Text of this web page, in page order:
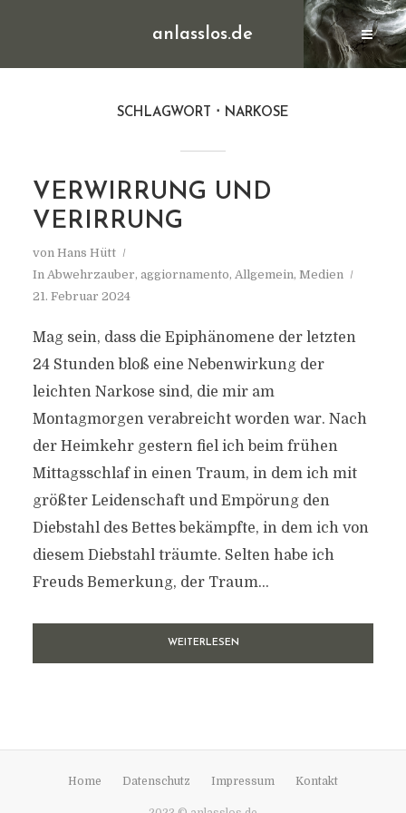
anlasslos.de
SCHLAGWORT NARKOSE
VERWIRRUNG UND
VERIRRUNG
von Hans Hütt
In Abwehrzauber, aggiornamento, Allgemein, Medien
21. Februar 2024
Mag sein, dass die Epiphänomene der letzten
24 Stunden bloß eine Nebenwirkung der
leichten Narkose sind, die mir am
Montagmorgen verabreicht worden war. Nach
der Heimkehr gestern fiel ich beim frühen
Mittagsschlaf in einen Traum, in dem ich mit
größter Leidenschaft und Empörung den
Diebstahl des Bettes bekämpfte, in dem ich von
diesem Diebstahl träumte. Selten habe ich
Freuds Bemerkung, der Traum...
WEITERLESEN
Home Datenschutz Impressum Kontakt